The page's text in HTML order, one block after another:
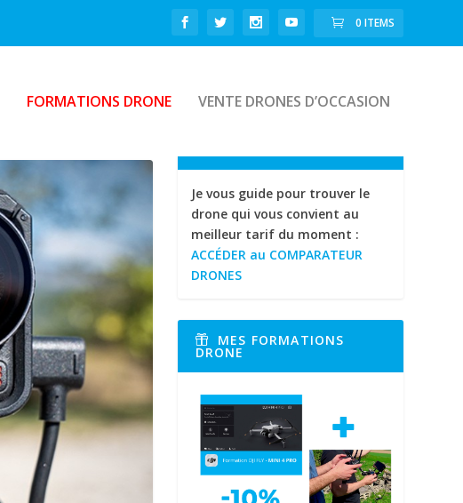
0 ITEMS
FORMATIONS DRONE VENTE DRONES D’OCCASION
Je vous guide pour trouver le
drone qui vous convient au
meilleur tarif du moment :
ACCÉDER au COMPARATEUR
DRONES
MES FORMATIONS
DRONE